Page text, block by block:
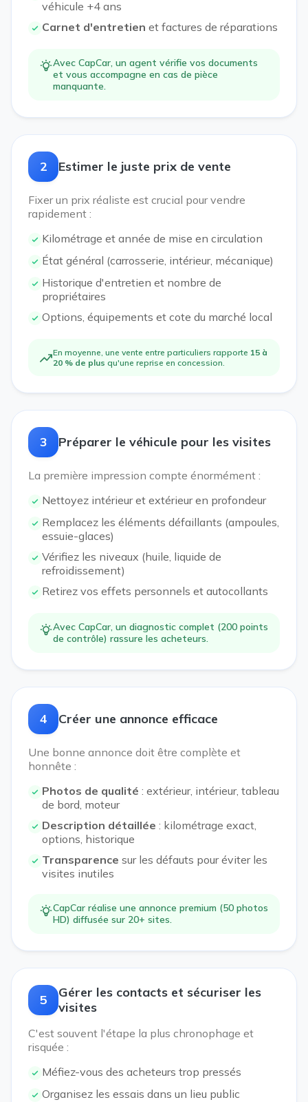
véhicule +4 ans
Carnet d'entretien et factures de réparations
Avec CapCar, un agent vérifie vos documents
et vous accompagne en cas de pièce
manquante.
2 Estimer le juste prix de vente
Fixer un prix réaliste est crucial pour vendre
rapidement :
Kilométrage et année de mise en circulation
État général (carrosserie, intérieur, mécanique)
Historique d'entretien et nombre de
propriétaires
Options, équipements et cote du marché local
En moyenne, une vente entre particuliers rapporte 15 à
20 % de plus qu'une reprise en concession.
3 Préparer le véhicule pour les visites
La première impression compte énormément :
Nettoyez intérieur et extérieur en profondeur
Remplacez les éléments défaillants (ampoules,
essuie-glaces)
Vérifiez les niveaux (huile, liquide de
refroidissement)
Retirez vos effets personnels et autocollants
Avec CapCar, un diagnostic complet (200 points
de contrôle) rassure les acheteurs.
4 Créer une annonce efficace
Une bonne annonce doit être complète et
honnête :
Photos de qualité : extérieur, intérieur, tableau
de bord, moteur
Description détaillée : kilométrage exact,
options, historique
Transparence sur les défauts pour éviter les
visites inutiles
CapCar réalise une annonce premium (50 photos
HD) diffusée sur 20+ sites.
5
Gérer les contacts et sécuriser les
visites
C'est souvent l'étape la plus chronophage et
risquée :
Méfiez-vous des acheteurs trop pressés
Organisez les essais dans un lieu public